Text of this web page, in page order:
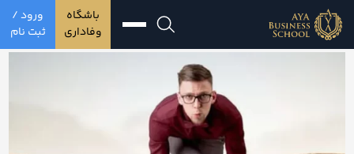
باشگاه
وفاداری
ورود /
ثبت نام